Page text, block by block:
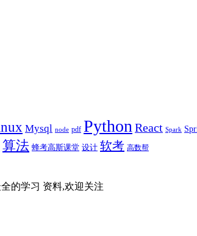
Mysql node pdf Python React Spark
算法 蜂考高斯课堂 设计 软考 高数帮
的学习 资料,欢迎关注